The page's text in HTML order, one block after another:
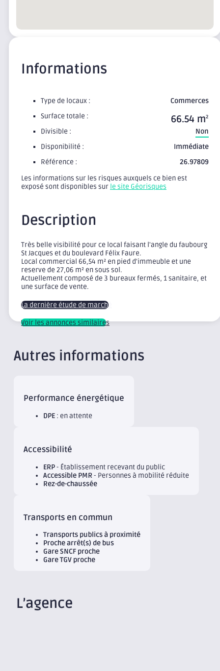
Informations
Type de locaux :
Commerces
Surface totale :
66.54 m2
Divisible :
Non
Disponibilité :
Immédiate
Référence :
26.97809
Les informations sur les risques auxquels ce bien est
exposé sont disponibles sur le site Géorisques
Description
Très belle visibilité pour ce local faisant l'angle du faubourg
St Jacques et du boulevard Félix Faure.
Local commercial 66,54 m² en pied d'immeuble et une
reserve de 27,06 m² en sous sol.
Actuellement composé de 3 bureaux fermés, 1 sanitaire, et
une surface de vente.
La dernière étude de marché
Voir les annonces similaires
Autres informations
Performance énergétique
DPE : en attente
Accessibilité
ERP- Établissement recevant du public
Accessible PMR - Personnes à mobilité réduite
Rez-de-chaussée
Transports en commun
Transports publics à proximité
Proche arrêt(s) de bus
Gare SNCF proche
Gare TGV proche
L’agence